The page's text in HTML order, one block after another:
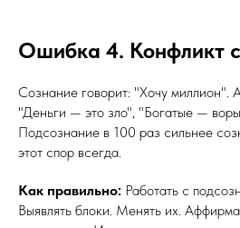
Ошибка 4. Конфликт
Сознание говорит: "Хочу миллион".
"Деньги — это зло", "Богатые —
Подсознание в 100 раз сильнее
этот спор всегда.
Как правильно: Работать с
Выявлять блоки. Менять их.